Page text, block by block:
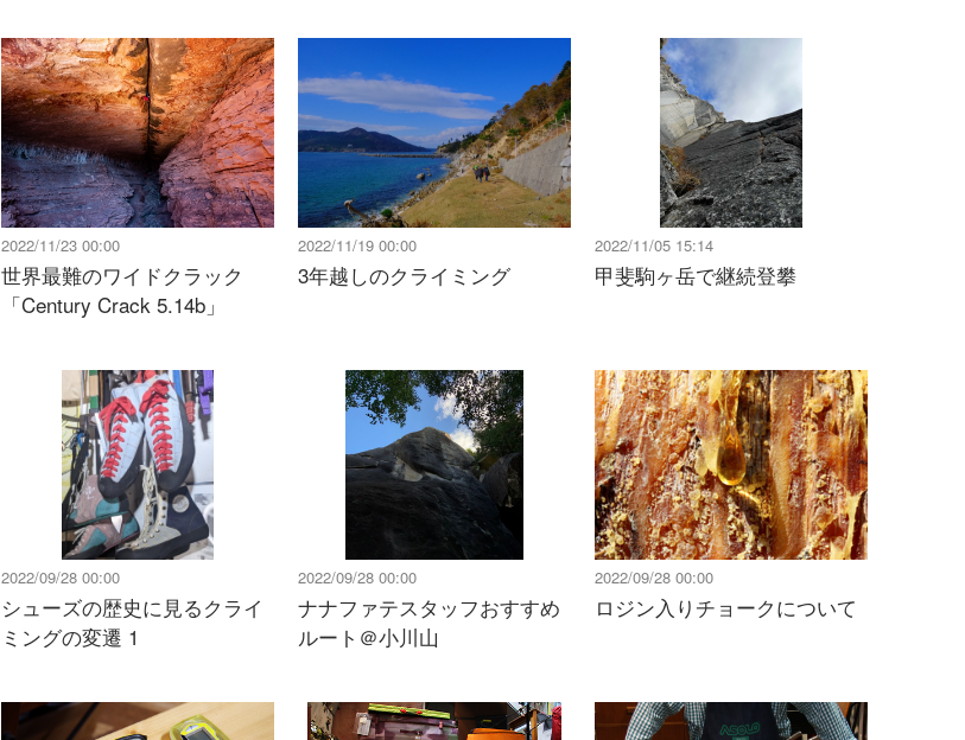
2022/11/23 00:00
世界最難のワイドクラック
「Century Crack 5.14b」
2022/11/19 00:00
3年越しのクライミング
2022/11/05 15:14
甲斐駒ヶ岳で継続登攀
2022/09/28 00:00
シューズの歴史に見るクライ
ミングの変遷 1
2022/09/28 00:00
ナナファテスタッフおすすめ
ルート＠小川山
2022/09/28 00:00
ロジン入りチョークについて